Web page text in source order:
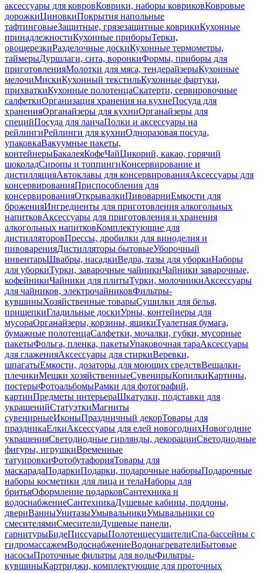
аксессуары для ковровКоврики, наборы ковриковКовровые
дорожкиЦиновкиПокрытия напольные
тафтинговыеЗащитные, грязезащитные коврикиКухонные
принадлежностиКухонные приборыТерки,
овощерезкиРазделочные доскиКухонные термометры,
таймерыДуршлаги, сита, воронкиФормы, приборы для
приготовленияМолотки для мяса, тендерайзерыКухонные
мелочиМискиКухонный текстильКухонные фартуки,
прихваткиКухонные полотенцаСкатерти, сервировочные
салфеткиОрганизация хранения на кухнеПосуда для
храненияОрганайзеры для кухниОрганайзеры для
специйПосуда для ланчаПолки и аксессуары на
рейлингиРейлинги для кухниОдноразовая посуда,
упаковкаВакуумные пакеты,
контейнерыБакалеяКофеЧайЦикорий, какао, горячий
шоколадСиропы и топпингиКонсервирование и
дистилляцияАвтоклавы для консервированияАксессуары для
консервированияПриспособления для
консервированияОткрывалкиПивоварниЕмкости для
броженияИнгредиенты для приготовления алкогольных
напитковАксессуары для приготовления и хранения
алкогольных напитковКомплектующие для
дистилляторовПрессы, дробилки для виноделия и
пивоваренияДистилляторы бытовыеУборочный
инвентарьШвабры, насадкиВедра, тазы для уборкиНаборы
для уборкиТурки, заварочные чайникиЧайники заварочные,
кофейникиЧайники для плитыТурки, молочникиАксессуары
для чайников, электрочайниковФильтры-
кувшиныХозяйственные товарыСушилки для белья,
прищепкиГладильные доскиУрны, контейнеры для
мусораОрганайзеры, корзины, ящикиТуалетная бумага,
бумажные полотенцаСалфетки, мочалки, губки, мусорные
пакетыФольга, пленка, пакетыУпаковочная тараАксессуары
для глаженияАксессуары для стиркиВеревки,
шпагатыЕмкости, дозаторы для моющих средствВешалки-
плечикиМешки хозяйственныеСувенирыКопилкиКартины,
постерыФотоальбомыРамки для фотографий,
картинПредметы интерьераШкатулки, подставки для
украшенийСтатуэткиМагниты
сувенирныеИконыПраздничный декорТовары для
праздникаЕлкиАксессуары для елей новогоднихНовогодние
украшенияСветодиодные гирлянды, декорацииСветодиодные
фигуры, игрушкиВременные
татуировкиФотобутафорияТовары для
маскарадаПодаркиПодарки, подарочные наборыПодарочные
наборы косметики для лица и телаНаборы для
бритьяОформление подарковСантехника и
водоснабжениеСантехникаДушевые кабины, поддоны,
двериВанныУнитазыУмывальникиУмывальники со
смесителямиСмесителиДушевые панели,
гарнитурыБидеПиссуарыПолотенцесушителиСпа-бассейны с
гидромассажемВодоснабжениеВодонагревателиБытовые
насосыПроточные фильтры для водыФильтры-
кувшиныКартриджи, комплектующие для проточных